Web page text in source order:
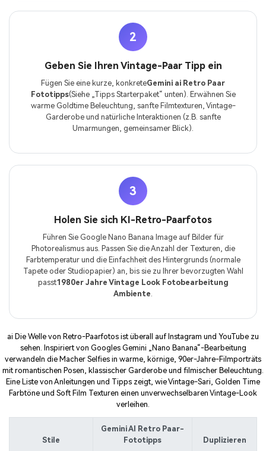
2
Geben Sie Ihren Vintage-Paar Tipp ein
Fügen Sie eine kurze, konkreteGemini ai Retro Paar
Fototipps(Siehe „Tipps Starterpaket“ unten). Erwähnen Sie
warme Goldtime Beleuchtung, sanfte Filmtexturen, Vintage-
Garderobe und natürliche Interaktionen (z.B. sanfte
Umarmungen, gemeinsamer Blick).
3
Holen Sie sich KI-Retro-Paarfotos
Führen Sie Google Nano Banana Image auf Bilder für
Photorealismus aus. Passen Sie die Anzahl der Texturen, die
Farbtemperatur und die Einfachheit des Hintergrunds (normale
Tapete oder Studiopapier) an, bis sie zu Ihrer bevorzugten Wahl
passt1980er Jahre Vintage Look Fotobearbeitung
Ambiente.
ai Die Welle von Retro-Paarfotos ist überall auf Instagram und YouTube zu
sehen. Inspiriert von Googles Gemini „Nano Banana“-Bearbeitung
verwandeln die Macher Selfies in warme, körnige, 90er-Jahre-Filmporträts
mit romantischen Posen, klassischer Garderobe und filmischer Beleuchtung.
Eine Liste von Anleitungen und Tipps zeigt, wie Vintage-Sari, Golden Time
Farbtöne und Soft Film Texturen einen unverwechselbaren Vintage-Look
verleihen.
Stile
Gemini AI Retro Paar-
Fototipps
Duplizieren